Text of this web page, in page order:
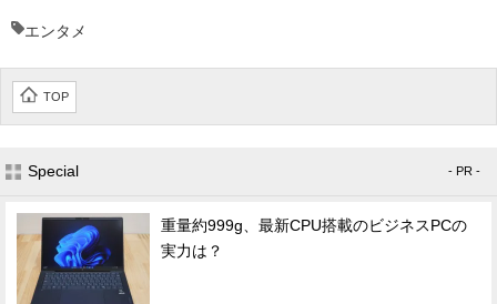
エンタメ
TOP
Special - PR -
重量約999g、最新CPU搭載のビジネスPCの
実力は？